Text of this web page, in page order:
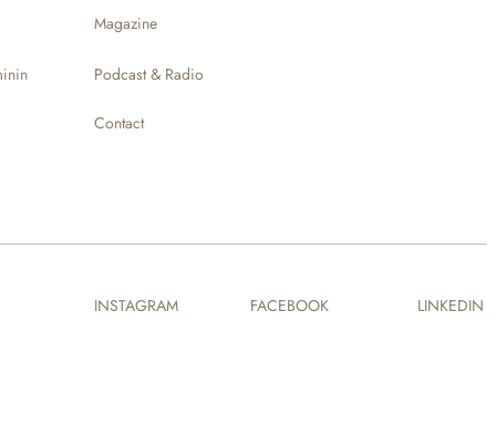
Magazine
Podcast & Radio
Contact
INSTAGRAM FACEBOOK LINKEDIN